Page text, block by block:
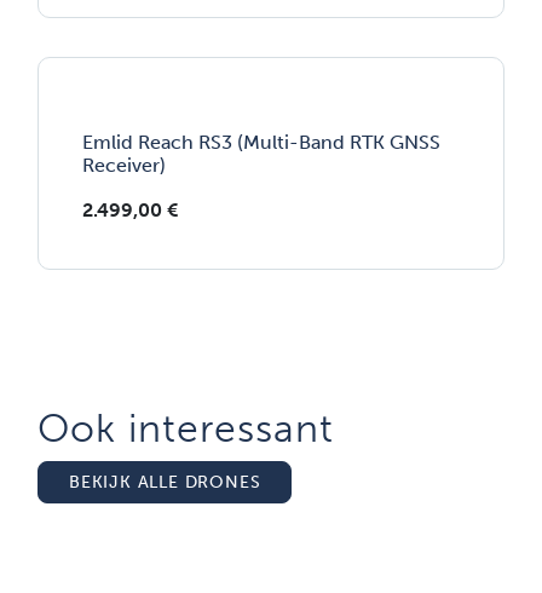
Emlid Reach RS3 (Multi-Band RTK GNSS
Receiver)
2.499,00 €
Ook interessant
BEKIJK ALLE DRONES